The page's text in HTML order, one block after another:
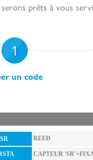
prêts à vous
1
un code
SR REED
CAPTEUR